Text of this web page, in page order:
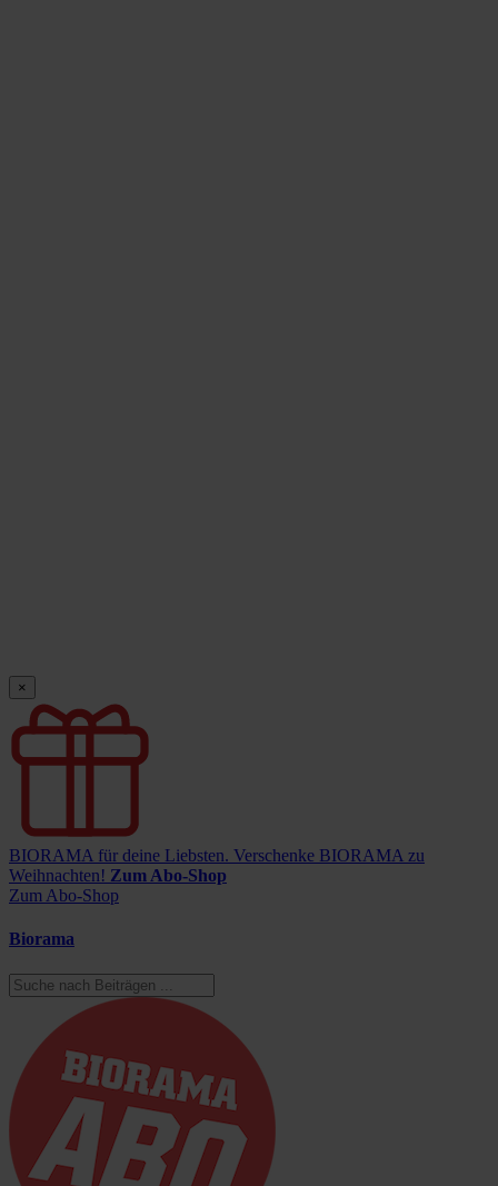
×
BIORAMA für deine Liebsten. Verschenke BIORAMA zu
Weihnachten! Zum Abo-Shop
Zum Abo-Shop
Biorama